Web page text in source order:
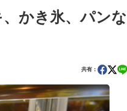
、かき氷、パンな
共有：